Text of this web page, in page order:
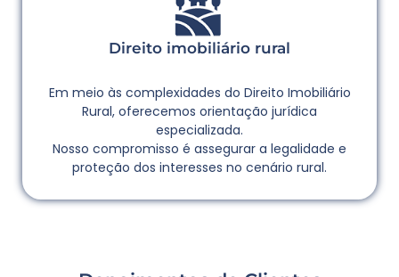
Direito imobiliário rural
Em meio às complexidades do Direito Imobiliário
Rural, oferecemos orientação jurídica
especializada.
Nosso compromisso é assegurar a legalidade e
proteção dos interesses no cenário rural.